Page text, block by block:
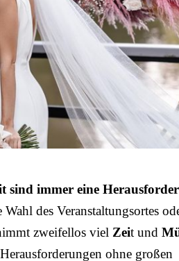
sind immer eine
Wahl des Veranstaltungsortes
zweifellos viel Zeit und
ohne großen